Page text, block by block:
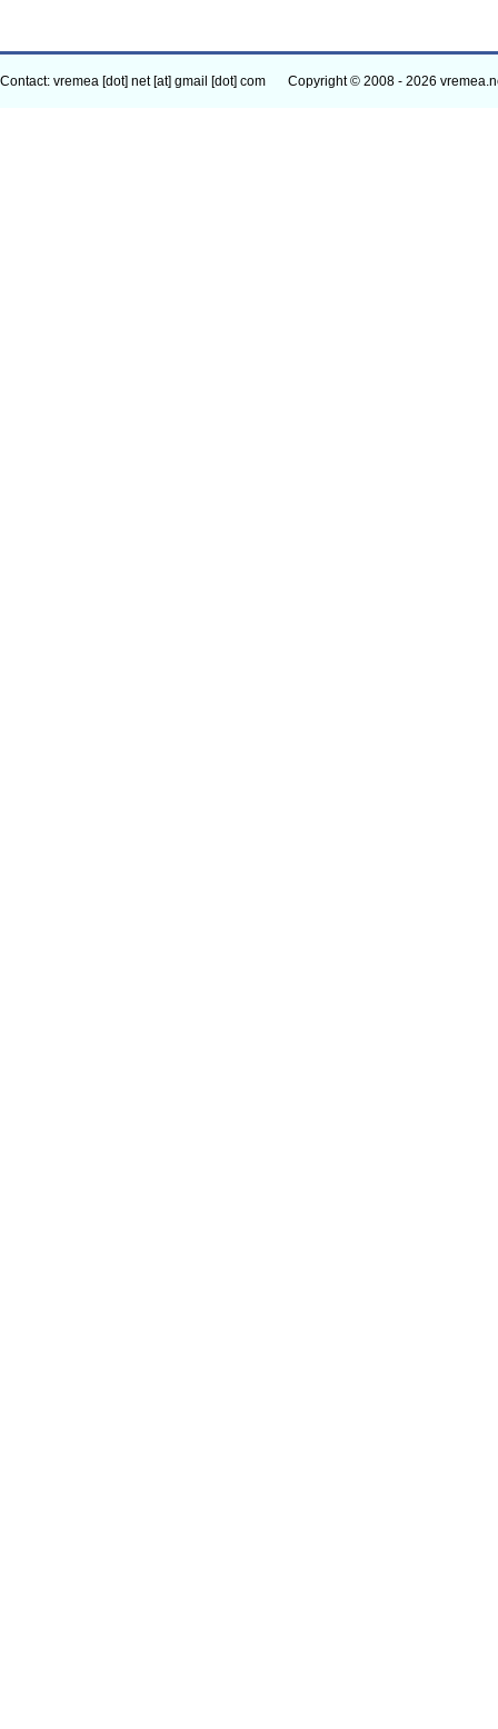
Contact: vremea [dot] net [at] gmail [dot] com Copyright © 2008 - 2026